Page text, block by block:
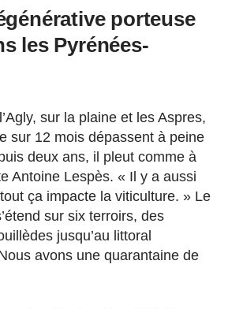
porteuse
les Pyrénées-
sur la plaine et les Aspres,
sur 12 mois dépassent à peine
deux ans, i l pleut comme à
Antoine Lespès. « Il y a aussi
ça impacte la viticulture. » Le
sur six terroirs, des
jusqu’au littoral
avons une quarantaine de